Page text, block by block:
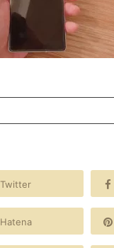
Twitter
Hatena